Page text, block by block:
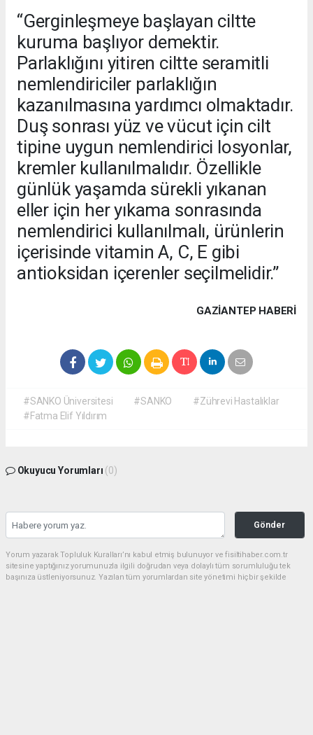
“Gerginleşmeye başlayan ciltte
kuruma başlıyor demektir.
Parlaklığını yitiren ciltte seramitli
nemlendiriciler parlaklığın
kazanılmasına yardımcı olmaktadır.
Duş sonrası yüz ve vücut için cilt
tipine uygun nemlendirici losyonlar,
kremler kullanılmalıdır. Özellikle
günlük yaşamda sürekli yıkanan
eller için her yıkama sonrasında
nemlendirici kullanılmalı, ürünlerin
içerisinde vitamin A, C, E gibi
antioksidan içerenler seçilmelidir.”
GAZIANTEP HABERİ
#SANKO Üniversitesi #SANKO
#Zührevi Hastalıklar
#Fatma Elif Yıldırım
Okuyucu Yorumları (0)
Gönder
Yorum yazarak Topluluk Kuralları’nı kabul etmiş bulunuyor ve fisiltihaber.com.tr
sitesine yaptığınız yorumunuzla ilgili doğrudan veya dolaylı tüm sorumluluğu tek
başınıza üstleniyorsunuz. Yazılan tüm yorumlardan site yönetimi hiçbir şekilde